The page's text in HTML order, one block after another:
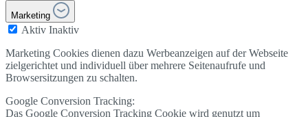
Marketing
Aktiv Inaktiv
Marketing Cookies dienen dazu Werbeanzeigen auf der Webseite
zielgerichtet und individuell über mehrere Seitenaufrufe und
Browsersitzungen zu schalten.
Google Conversion Tracking:
Das Google Conversion Tracking Cookie wird genutzt um